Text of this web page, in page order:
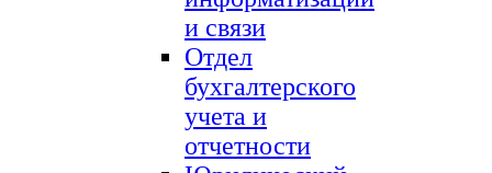
и связи
Отдел
бухгалтерского
учета и
отчетности